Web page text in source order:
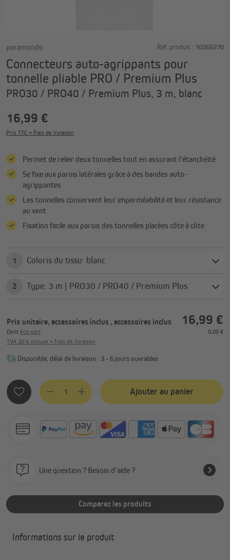
paramondo Réf. produit : 10260270
Connecteurs auto-agrippants pour
tonnelle pliable PRO / Premium Plus
PRO30 / PRO40 / Premium Plus, 3 m, blanc
16,99 €
Prix TTC + frais de livraison
Permet de relier deux tonnelles tout en assurant l’étanchéité
Se fixe aux parois latérales grâce à des bandes auto-
agrippantes
Les tonnelles conservent leur imperméabilité et leur résistance
au vent
Fixation facile aux parois des tonnelles placées côte à côte
1 Coloris du tissu: blanc
2 Type: 3 m | PRO30 / PRO40 / Premium Plus
Prix unitaire, accessoires inclus , accessoires inclus 16,99 €
Dont éco-part
0,00 €
TVA 20 % incluse + frais de livraison
Disponible, délai de livraison : 3 - 6 jours ouvrables
Quantité de produit : Entrez la quantité souhaitée ou
Ajouter au panier
Une question ? Besoin d’aide ?
Comparez les produits
Informations sur le produit